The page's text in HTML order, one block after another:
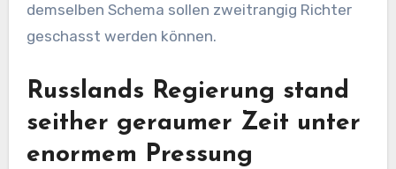
demselben Schema sollen zweitrangig Richter
geschasst werden können.
Russlands Regierung stand
seither geraumer Zeit unter
enormem Pressung